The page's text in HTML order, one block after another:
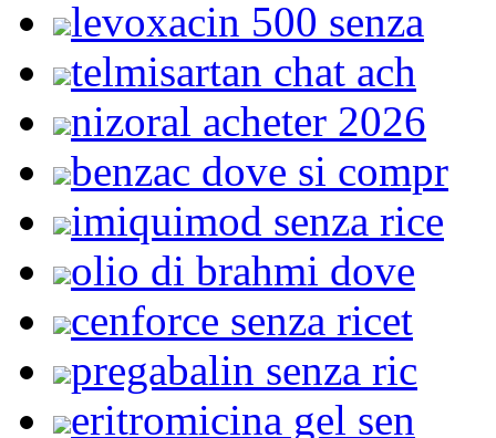
levoxacin 500 senza
telmisartan chat ach
nizoral acheter 2026
benzac dove si compr
imiquimod senza rice
olio di brahmi dove
cenforce senza ricet
pregabalin senza ric
eritromicina gel sen